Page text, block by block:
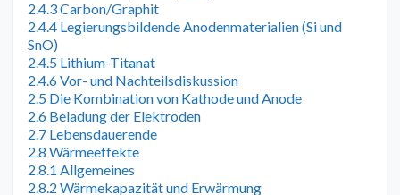
2.4.3 Carbon/Graphit
2.4.4 Legierungsbildende Anodenmaterialien (Si und
SnO)
2.4.5 Lithium-Titanat
2.4.6 Vor- und Nachteilsdiskussion
2.5 Die Kombination von Kathode und Anode
2.6 Beladung der Elektroden
2.7 Lebensdauerende
2.8 Wärmeeffekte
2.8.1 Allgemeines
2.8.2 Wärmekapazität und Erwärmung